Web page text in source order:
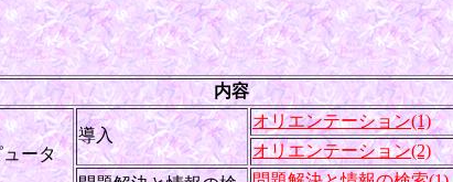
内容
ータ
導入
オリエンテーション(1)
オリエンテーション(2)